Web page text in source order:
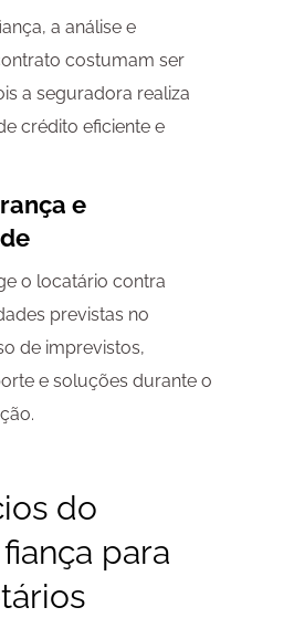
a análise e
costumam ser
a seguradora realiza
crédito eficiente e
e
o locatário contra
previstas no
de imprevistos,
e soluções durante o
do
para